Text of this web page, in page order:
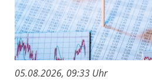
05.08.2026, 09:33 Uhr